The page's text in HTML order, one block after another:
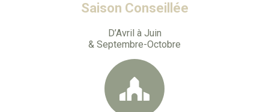
Saison Conseillée
D’Avril à Juin
& Septembre-Octobre